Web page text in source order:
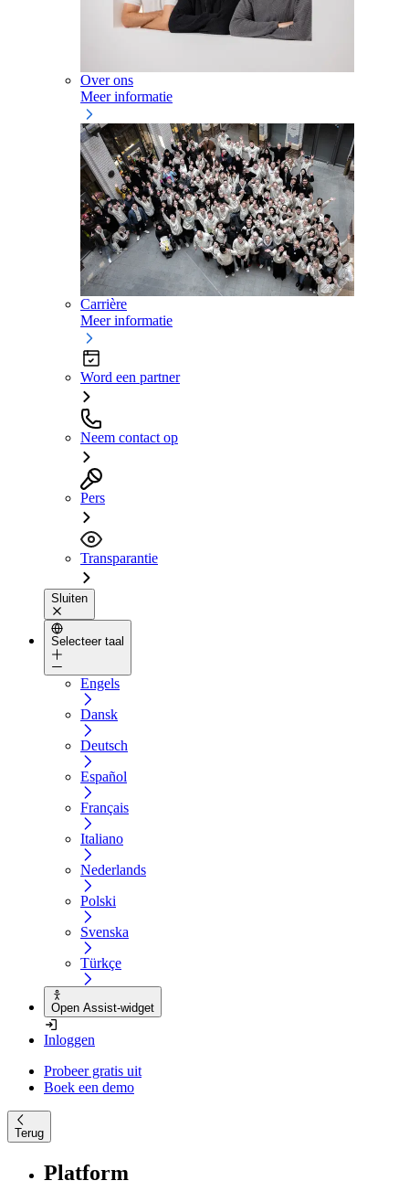
Over ons
Meer informatie
Carrière
Meer informatie
Word een partner
Neem contact op
Pers
Transparantie
Sluiten
Selecteer taal
Engels
Dansk
Deutsch
Español
Français
Italiano
Nederlands
Polski
Svenska
Türkçe
Open Assist-widget
Inloggen
Probeer gratis uit
Boek een demo
Terug
Platform